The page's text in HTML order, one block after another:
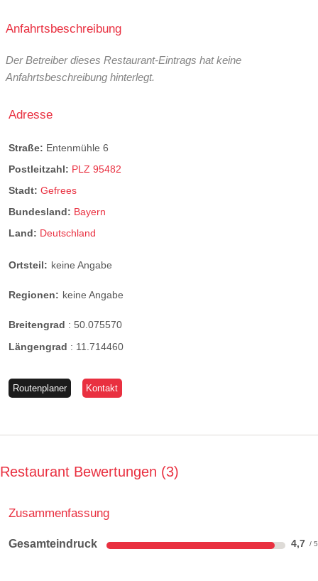
Anfahrtsbeschreibung
Der Betreiber dieses Restaurant-Eintrags hat keine
Anfahrtsbeschreibung hinterlegt.
Adresse
Straße: Entenmühle 6
Postleitzahl: PLZ 95482
Stadt: Gefrees
Bundesland: Bayern
Land: Deutschland
Ortsteil: keine Angabe
Regionen: keine Angabe
Breitengrad : 50.075570
Längengrad : 11.714460
Routenplaner Kontakt
Restaurant Bewertungen 3
Zusammenfassung
Gesamteindruck 4,7